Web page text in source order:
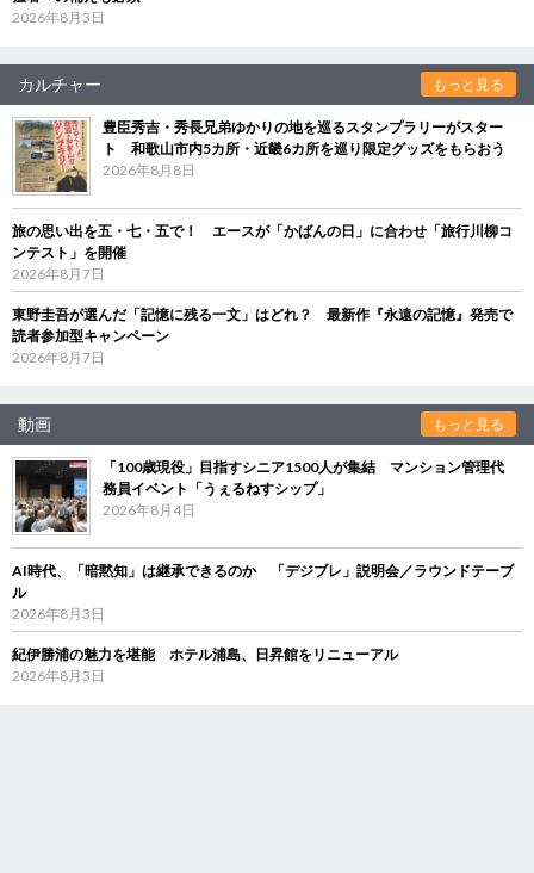
2026年8月3日
カルチャー もっと見る
豊臣秀吉・秀長兄弟ゆかりの地を巡るスタンプラリーがスター
ト 和歌山市内5カ所・近畿6カ所を巡り限定グッズをもらおう
2026年8月8日
旅の思い出を五・七・五で！ エースが「かばんの日」に合わせ「旅行川柳コ
ンテスト」を開催
2026年8月7日
東野圭吾が選んだ「記憶に残る一文」はどれ？ 最新作『永遠の記憶』発売で
読者参加型キャンペーン
2026年8月7日
動画 もっと見る
「100歳現役」目指すシニア1500人が集結 マンション管理代
務員イベント「うぇるねすシップ」
2026年8月4日
AI時代、「暗黙知」は継承できるのか 「デジブレ」説明会／ラウンドテーブ
ル
2026年8月3日
紀伊勝浦の魅力を堪能 ホテル浦島、日昇館をリニューアル
2026年8月3日